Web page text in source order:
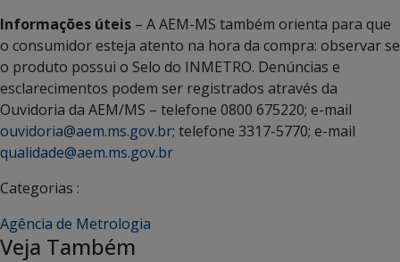
Informações úteis – A AEM-MS também orienta para que
o consumidor esteja atento na hora da compra: observar se
o produto possui o Selo do INMETRO. Denúncias e
esclarecimentos podem ser registrados através da
Ouvidoria da AEM/MS – telefone 0800 675220; e-mail
ouvidoria@aem.ms.gov.br; telefone 3317-5770; e-mail
qualidade@aem.ms.gov.br
Categorias :
Agência de Metrologia
Veja Também